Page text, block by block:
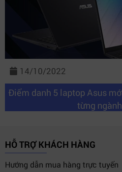
14/10/2022
Điểm danh 5 laptop Asus
từng
HỖ TRỢ KHÁCH HÀNG
Hướng dẫn mua hàng trực tuyến